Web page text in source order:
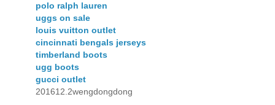
polo ralph lauren
uggs on sale
louis vuitton outlet
cincinnati bengals jerseys
timberland boots
ugg boots
gucci outlet
201612.2wengdongdong